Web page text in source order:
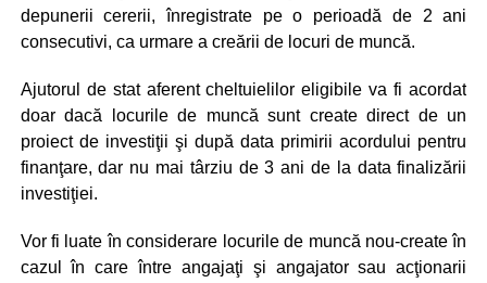
depunerii cererii, înregistrate pe o perioadă de 2 ani
consecutivi, ca urmare a creării de locuri de muncă.
Ajutorul de stat aferent cheltuielilor eligibile va fi acordat
doar dacă locurile de muncă sunt create direct de un
proiect de investiţii şi după data primirii acordului pentru
finanţare, dar nu mai târziu de 3 ani de la data finalizării
investiţiei.
Vor fi luate în considerare locurile de muncă nou-create în
cazul în care între angajaţi şi angajator sau acţionarii